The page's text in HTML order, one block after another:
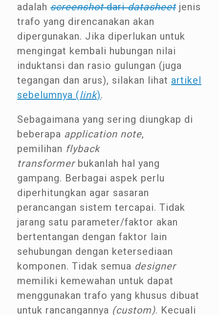
adalah screenshotdaridatasheetjenis
trafo yang direncanakan akan
dipergunakan. Jika diperlukan untuk
mengingat kembali hubungan nilai
induktansi dan rasio gulungan (juga
tegangan dan arus), silakan lihat artikel
sebelumnya (link).
Sebagaimana yang sering diungkap di
beberapa application note,
pemilihan flyback
transformer bukanlah hal yang
gampang. Berbagai aspek perlu
diperhitungkan agar sasaran
perancangan sistem tercapai. Tidak
jarang satu parameter/faktor akan
bertentangan dengan faktor lain
sehubungan dengan ketersediaan
komponen. Tidak semua designer
memiliki kemewahan untuk dapat
menggunakan trafo yang khusus dibuat
untuk rancangannya (custom). Kecuali